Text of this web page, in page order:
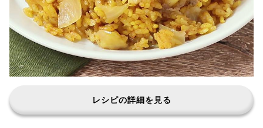
レシピの詳細を見る